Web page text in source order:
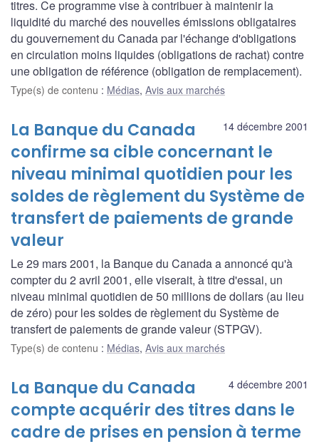
titres. Ce programme vise à contribuer à maintenir la
liquidité du marché des nouvelles émissions obligataires
du gouvernement du Canada par l'échange d'obligations
en circulation moins liquides (obligations de rachat) contre
une obligation de référence (obligation de remplacement).
Type(s) de contenu : Médias, Avis aux marchés
14 décembre 2001
La Banque du Canada
confirme sa cible concernant le
niveau minimal quotidien pour les
soldes de règlement du Système de
transfert de paiements de grande
valeur
Le 29 mars 2001, la Banque du Canada a annoncé qu'à
compter du 2 avril 2001, elle viserait, à titre d'essai, un
niveau minimal quotidien de 50 millions de dollars (au lieu
de zéro) pour les soldes de règlement du Système de
transfert de paiements de grande valeur (STPGV).
Type(s) de contenu : Médias, Avis aux marchés
4 décembre 2001
La Banque du Canada
compte acquérir des titres dans le
cadre de prises en pension à terme